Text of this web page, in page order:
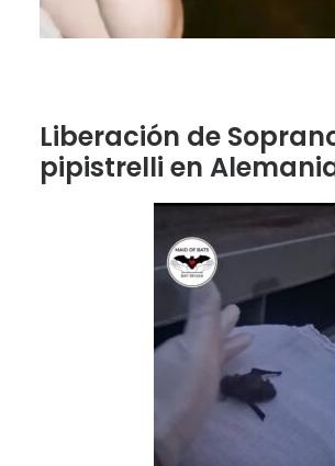
Liberación de
pipistrelli en